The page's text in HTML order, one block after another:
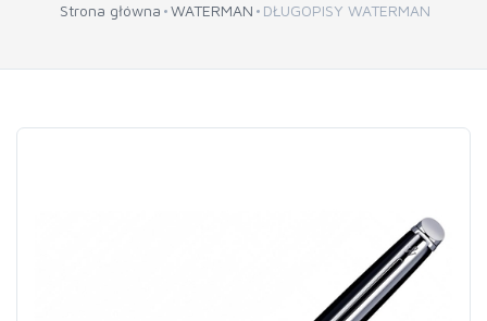
Strona główna WATERMAN DŁUGOPISY WATERMAN